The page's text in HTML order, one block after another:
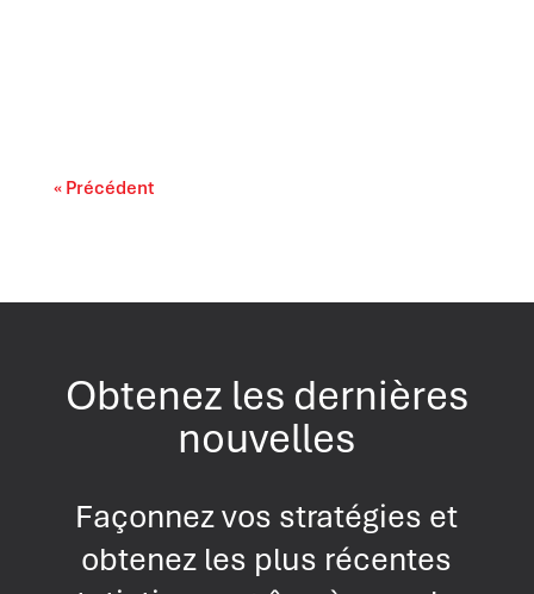
« Précédent
Obtenez les dernières
nouvelles
Façonnez vos stratégies et
obtenez les plus récentes